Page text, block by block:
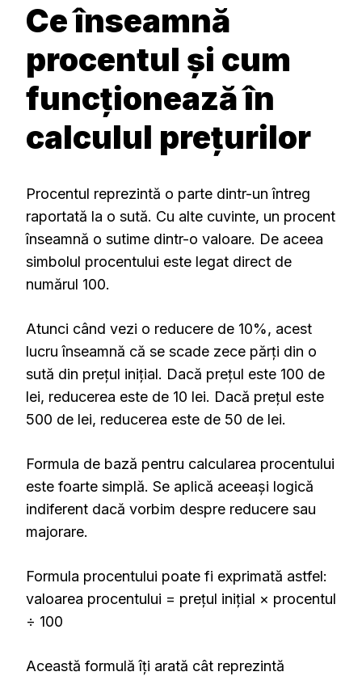
Ce înseamnă
procentul și cum
funcționează în
calculul prețurilor
Procentul reprezintă o parte dintr-un întreg
raportată la o sută. Cu alte cuvinte, un procent
înseamnă o sutime dintr-o valoare. De aceea
simbolul procentului este legat direct de
numărul 100.
Atunci când vezi o reducere de 10%, acest
lucru înseamnă că se scade zece părți din o
sută din prețul inițial. Dacă prețul este 100 de
lei, reducerea este de 10 lei. Dacă prețul este
500 de lei, reducerea este de 50 de lei.
Formula de bază pentru calcularea procentului
este foarte simplă. Se aplică aceeași logică
indiferent dacă vorbim despre reducere sau
majorare.
Formula procentului poate fi exprimată astfel:
valoarea procentului = prețul inițial × procentul
÷ 100
Această formulă îți arată cât reprezintă